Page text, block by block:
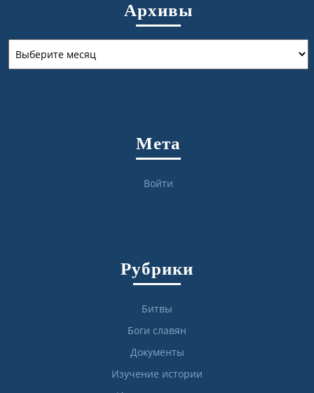
Архивы
Мета
Войти
Рубрики
Битвы
Боги славян
Документы
Изучение истории